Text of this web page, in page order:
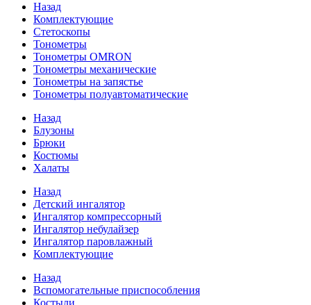
Назад
Комплектующие
Стетоскопы
Тонометры
Тонометры OMRON
Тонометры механические
Тонометры на запястье
Тонометры полуавтоматические
Назад
Блузоны
Брюки
Костюмы
Халаты
Назад
Детский ингалятор
Ингалятор компрессорный
Ингалятор небулайзер
Ингалятор паровлажный
Комплектующие
Назад
Вспомогательные приспособления
Костыли